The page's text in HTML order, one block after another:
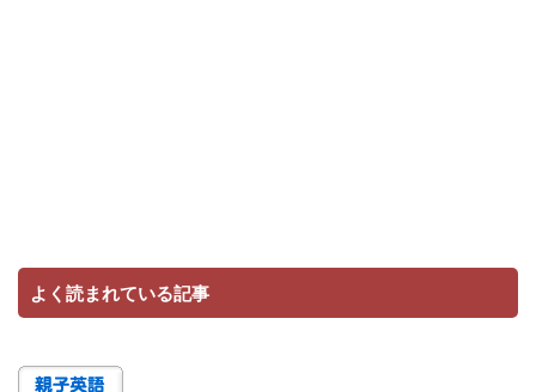
よく読まれている記事